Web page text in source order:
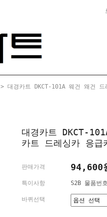
> 대경카트 DKCT-101A 웨건 왜건 드
대경카트 DKCT-
카트 드레싱카 응급
판매가격 94,600
특이사항 S2B 물품번
바퀴선택